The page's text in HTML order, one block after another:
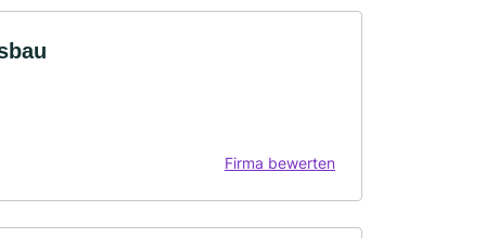
Firma bewerten